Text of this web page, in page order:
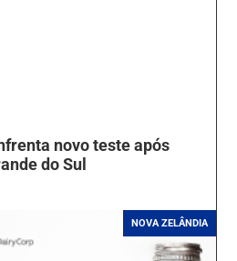
novo teste após
do Sul
NOVA ZELÂNDIA